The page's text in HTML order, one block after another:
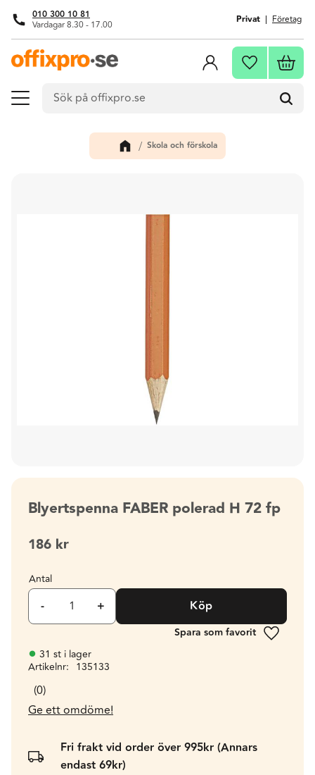
Meny
010 300 10 81
Vardagar 8.30 - 17.00 Privat Företag
Favoriter
Skola och förskola
Blyertspenna FABER polerad H 72 fp
186 kr
Antal
+
- Köp
Lägg till
31 st i lager
Artikelnr
135133
0
Ge ett omdöme!
Fri frakt vid order över 995kr (Annars
endast 69kr)